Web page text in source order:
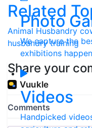
Photo
We capture the
exhibitions
Videos
Handpicked
Related
Animal Husbandry
husbandry training
Share your